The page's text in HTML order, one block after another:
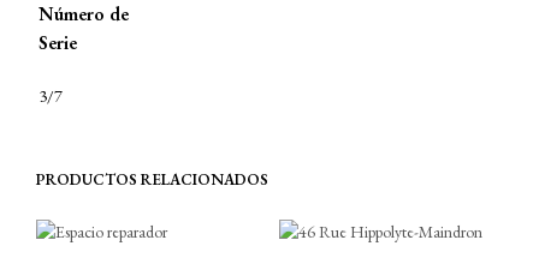
Número de
Serie
3/7
PRODUCTOS RELACIONADOS